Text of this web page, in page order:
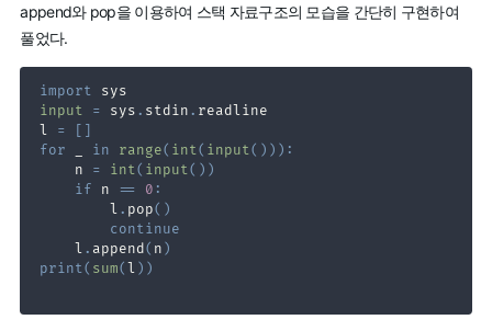
append와 pop을 이용하여 스택 자료구조의 모습을 간단히 구현하여
풀었다.
import
input
= sys . stdin .
l = [ ]
for
in range( int( input( ) ) ) :
    n
= int( input( ) )
if n == 0 :
        l
. pop( )
continue
    l
. append ( n )
print( sum(l ) )